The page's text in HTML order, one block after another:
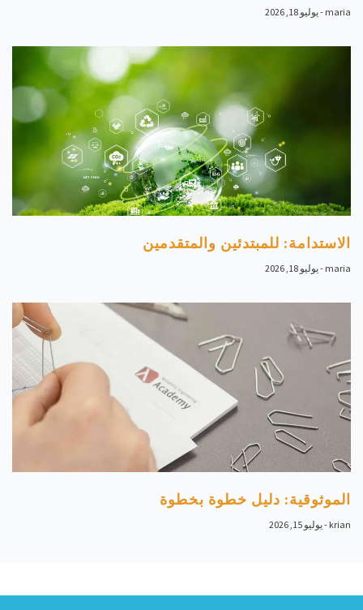
maria يوليو 18, 2026
الاستدامة: للمبتدئين والمتقدمين
maria يوليو 18, 2026
الموثوقية: دليل خطوة بخطوة
krian يوليو 15, 2026